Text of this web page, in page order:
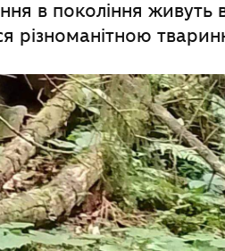
в покоління живуть
різноманітною